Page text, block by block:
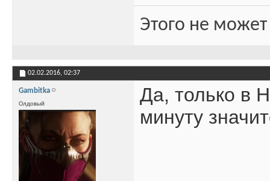
Этого не
02.02.2016, 02:37
Gambitka
Олдовый
Да, только в
минуту